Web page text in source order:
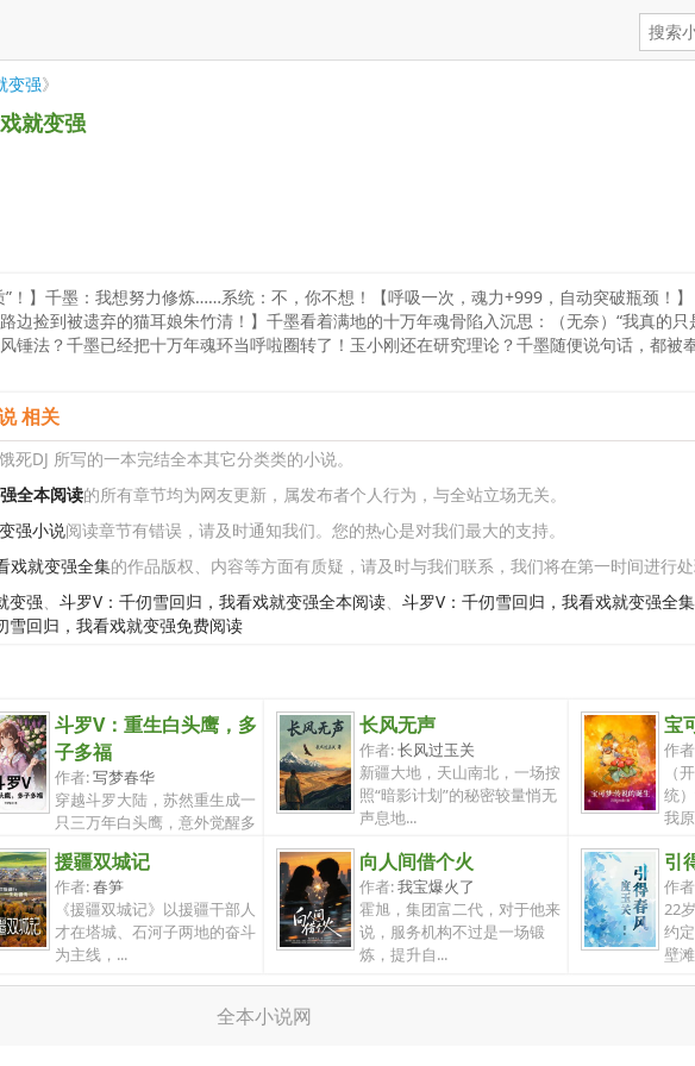
变强》
就变强
”！】千墨：我想努力修炼……系统：不，你不想！【呼吸一次，魂力+999，自动突破瓶颈！
边捡到被遗弃的猫耳娘朱竹清！】千墨看着满地的十万年魂骨陷入沉思：（无奈）“我真的只
锤法？千墨已经把十万年魂环当呼啦圈转了！玉小刚还在研究理论？千墨随便说句话，都被
相关
死DJ 所写的一本完结全本其它分类类的小说。
全本阅读的所有章节均为网友更新，属发布者个人行为，与全站立场无关。
强小说阅读章节有错误，请及时通知我们。您的热心是对我们最大的支持。
戏就变强全集的作品版权、内容等方面有质疑，请及时与我们联系，我们将在第一时间进行处
变强、 斗罗V：千仞雪回归，我看戏就变强全本阅读、 斗罗V：千仞雪回归，我看戏就变强全集
雪回归，我看戏就变强免费阅读
斗罗V：重生白头鹰，多
子多福
作者:写梦春华
穿越斗罗大陆，苏然重生成一
只三万年白头鹰，意外觉醒多
长风无声
作者:长风过玉关
新疆大地，天山南北，一场按
照“暗影计划”的秘密较量悄无
声息地...
宝
作
（
统
我
援疆双城记
作者:春笋
《援疆双城记》以援疆干部人
才在塔城、石河子两地的奋斗
为主线，...
向人间借个火
作者:我宝爆火了
霍旭，集团富二代，对于他来
说，服务机构不过是一场锻
炼，提升自...
引
作
22
约
壁
全本小说网